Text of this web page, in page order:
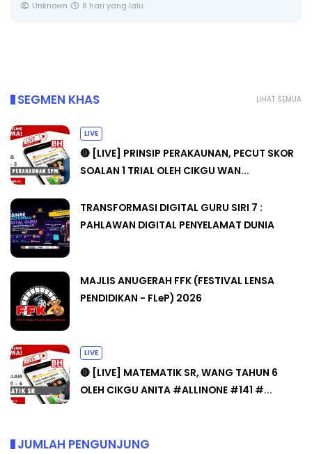
Unknown 8 hari yang lalu
LIHAT SEMUA
SEGMEN KHAS
LIVE
🔴 [LIVE] PRINSIP PERAKAUNAN, PECUT SKOR
SOALAN 1 TRIAL OLEH CIKGU WAN...
TRANSFORMASI DIGITAL GURU SIRI 7 :
PAHLAWAN DIGITAL PENYELAMAT DUNIA
MAJLIS ANUGERAH FFK (FESTIVAL LENSA
PENDIDIKAN - FLeP) 2026
LIVE
🔴 [LIVE] MATEMATIK SR, WANG TAHUN 6
OLEH CIKGU ANITA #ALLINONE #141 #...
JUMLAH PENGUNJUNG